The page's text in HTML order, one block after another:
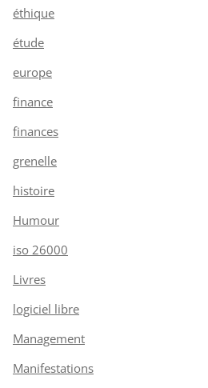
éthique
étude
europe
finance
finances
grenelle
histoire
Humour
iso 26000
Livres
logiciel libre
Management
Manifestations